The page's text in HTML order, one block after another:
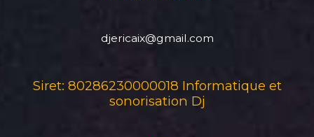
djericaix@gmail.com
Siret: 80286230000018 Informatique et
sonorisation Dj